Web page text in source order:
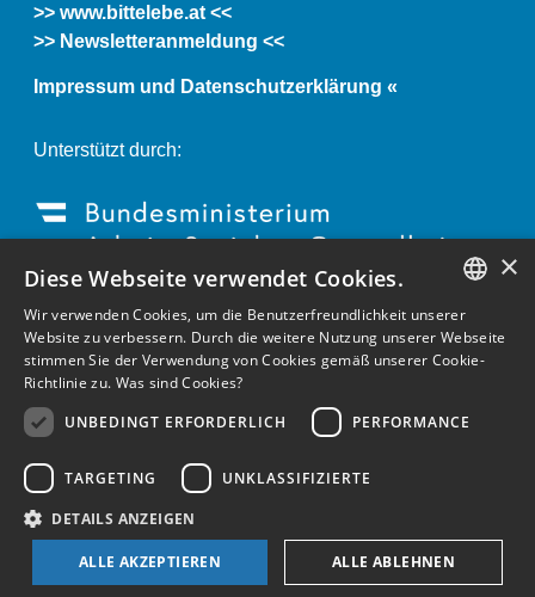
>> www.bittelebe.at <<
>> Newsletteranmeldung <<
Impressum und Datenschutzerklärung «
Unterstützt durch:
GERMAN
ENGLISH
×
Diese Webseite verwendet Cookies.
Wir verwenden Cookies, um die Benutzerfreundlichkeit unserer
Website zu verbessern. Durch die weitere Nutzung unserer Webseite
stimmen Sie der Verwendung von Cookies gemäß unserer Cookie-
Richtlinie zu. Was sind Cookies?
UNBEDINGT ERFORDERLICH
PERFORMANCE
TARGETING UNKLASSIFIZIERTE
DETAILS ANZEIGEN
ALLE AKZEPTIEREN ALLE ABLEHNEN